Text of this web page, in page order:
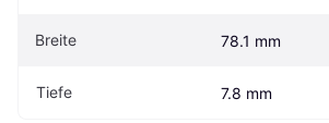
Breite 78.1 mm
Tiefe 7.8 mm